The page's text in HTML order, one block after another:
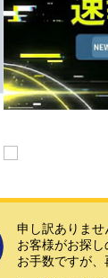
申し訳ありませ
お客様がお探し
お手数ですが、